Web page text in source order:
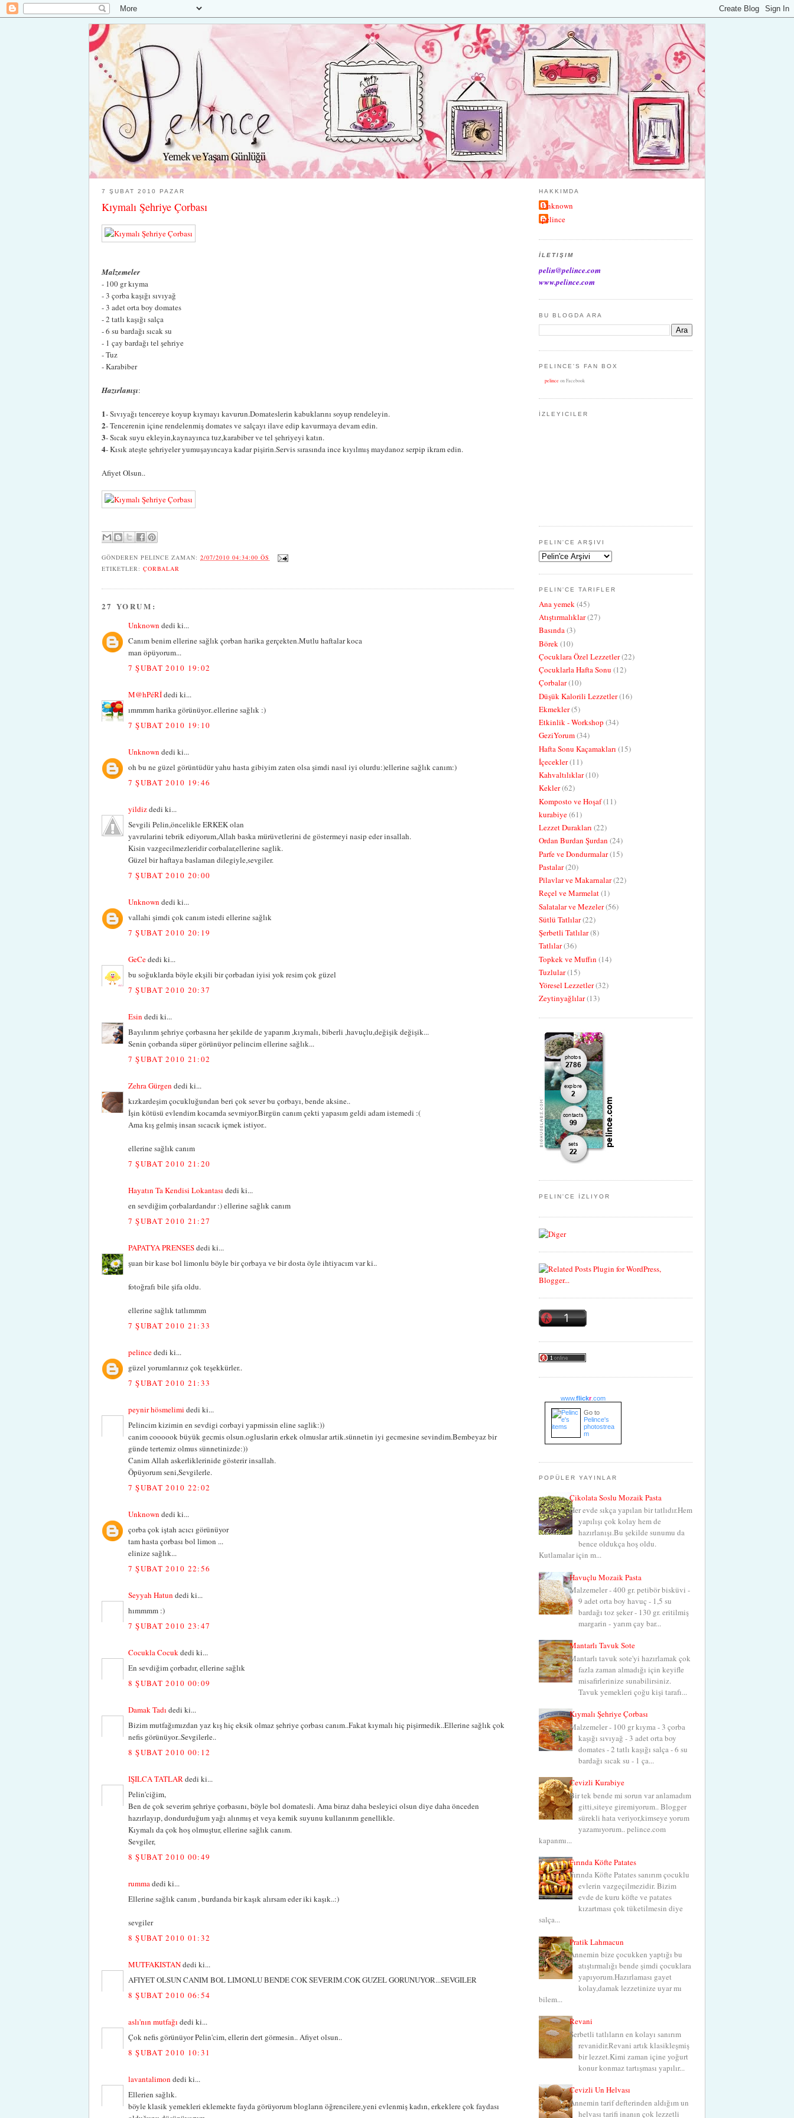
7 ŞUBAT 2010 PAZAR
Kıymalı Şehriye Çorbası
Malzemeler
- 100 gr kıyma
- 3 çorba kaşığı sıvıyağ
- 3 adet orta boy domates
- 2 tatlı kaşığı salça
- 6 su bardağı sıcak su
- 1 çay bardağı tel şehriye
- Tuz
- Karabiber
Hazırlanışı:
1- Sıvıyağı tencereye koyup kıymayı kavurun.Domateslerin kabuklarını soyup rendeleyin.
2- Tencerenin içine rendelenmiş domates ve salçayı ilave edip kavurmaya devam edin.
3- Sıcak suyu ekleyin,kaynayınca tuz,karabiber ve tel şehriyeyi katın.
4- Kısık ateşte şehriyeler yumuşayıncaya kadar pişirin.Servis sırasında ince kıyılmış maydanoz serpip ikram edin.
Afiyet Olsun..
GÖNDEREN PELINCE ZAMAN:2/07/2010 04:34:00 ÖS
ETIKETLER: ÇORBALAR
27 YORUM:
Unknown dedi ki...
Canım benim ellerine sağlık çorban harika gerçekten.Mutlu haftalar koca
man öpüyorum...
7 ŞUBAT 2010 19:02
M@hPéRÎdedi ki...
ımmmm harika görünüyor..ellerine sağlık :)
7 ŞUBAT 2010 19:10
Unknown dedi ki...
oh bu ne güzel görüntüdür yahu hasta gibiyim zaten olsa şimdi nasıl iyi olurdu:)ellerine sağlık canım:)
7 ŞUBAT 2010 19:46
yildizdedi ki...
Sevgili Pelin,öncelikle ERKEK olan
yavrularini tebrik ediyorum,Allah baska mürüvetlerini de göstermeyi nasip eder insallah.
Kisin vazgecilmezleridir corbalar,ellerine saglik.
Güzel bir haftaya baslaman dilegiyle,sevgiler.
7 ŞUBAT 2010 20:00
Unknown dedi ki...
vallahi şimdi çok canım istedi ellerine sağlık
7 ŞUBAT 2010 20:19
GeCededi ki...
bu soğuklarda böyle ekşili bir çorbadan iyisi yok resim çok güzel
7 ŞUBAT 2010 20:37
Esin dedi ki...
Bayılırım şehriye çorbasına her şekilde de yaparım ,kıymalı, biberli ,havuçlu,değişik değişik...
Senin çorbanda süper görünüyor pelincim ellerine sağlık...
7 ŞUBAT 2010 21:02
Zehra Gürgen dedi ki...
kızkardeşim çocukluğundan beri çok sever bu çorbayı, bende aksine..
İşin kötüsü evlendim kocamda sevmiyor.Birgün canım çekti yapasım geldi adam istemedi :(
Ama kış gelmiş insan sıcacık içmek istiyor..
ellerine sağlık canım
7 ŞUBAT 2010 21:20
Hayatın Ta Kendisi Lokantası dedi ki...
en sevdiğim çorbalardandır :) ellerine sağlık canım
7 ŞUBAT 2010 21:27
PAPATYA PRENSESdedi ki...
şuan bir kase bol limonlu böyle bir çorbaya ve bir dosta öyle ihtiyacım var ki..
fotoğrafı bile şifa oldu.
ellerine sağlık tatlımmm
7 ŞUBAT 2010 21:33
pelincededi ki...
güzel yorumlarınız çok teşekkürler..
7 ŞUBAT 2010 21:33
peynir hösmelimi dedi ki...
Pelincim kizimin en sevdigi corbayi yapmissin eline saglik:))
canim coooook büyük gecmis olsun.ogluslarin erkek olmuslar artik.sünnetin iyi gecmesine sevindim.Bembeyaz bir
günde tertemiz olmus sünnetinizde:))
Canim Allah askerliklerinide gösterir insallah.
Öpüyorum seni,Sevgilerle.
7 ŞUBAT 2010 22:02
Unknown dedi ki...
çorba çok iştah acıcı görünüyor
tam hasta çorbası bol limon ...
elinize sağlık...
7 ŞUBAT 2010 22:56
Seyyah Hatun dedi ki...
hımmmm :)
7 ŞUBAT 2010 23:47
Cocukla Cocuk dedi ki...
En sevdiğim çorbadır, ellerine sağlık
8 ŞUBAT 2010 00:09
Damak Tadı dedi ki...
Bizim mutfağımızdan yaz kış hiç eksik olmaz şehriye çorbası canım..Fakat kıymalı hiç pişirmedik..Ellerine sağlık çok
nefis görünüyor..Sevgilerle..
8 ŞUBAT 2010 00:12
IŞILCA TATLAR dedi ki...
Pelin'ciğim,
Ben de çok severim şehriye çorbasını, böyle bol domatesli. Ama biraz daha besleyici olsun diye daha önceden
hazırlayıp, dondurduğum yağı alınmış et veya kemik suyunu kullanırım genellikle.
Kıymalı da çok hoş olmuştur, ellerine sağlık canım.
Sevgiler,
8 ŞUBAT 2010 00:49
rumma dedi ki...
Ellerine sağlık canım , burdanda bir kaşık alırsam eder iki kaşık..:)
sevgiler
8 ŞUBAT 2010 01:32
MUTFAKISTANdedi ki...
AFIYET OLSUN CANIM BOL LIMONLU BENDE COK SEVERIM.COK GUZEL GORUNUYOR...SEVGILER
8 ŞUBAT 2010 06:54
aslı'nın mutfağı dedi ki...
Çok nefis görünüyor Pelin'cim, ellerin dert görmesin.. Afiyet olsun..
8 ŞUBAT 2010 10:31
lavantalimon dedi ki...
Ellerien sağlık.
böyle klasik yemekleri eklemekte fayda görüyorum blogların öğrencilere,yeni evlenmiş kadın, erkeklere çok faydası
HAKKIMDA
Unknown
pelince
İLETIŞIM
pelin@pelince.com
www.pelince.com
BU BLOGDA ARA
PELINCE'S FAN BOX
pelince on Facebook
İZLEYICILER
PELIN'CE ARŞIVI
PELIN'CE TARIFLER
Ana yemek(45)
Atıştırmalıklar(27)
Basında(3)
Börek(10)
Çocuklara Özel Lezzetler(22)
Çocuklarla Hafta Sonu (12)
Çorbalar(10)
Düşük Kalorili Lezzetler(16)
Ekmekler(5)
Etkinlik - Workshop (34)
GeziYorum(34)
Hafta Sonu Kaçamakları (15)
İçecekler(11)
Kahvaltılıklar(10)
Kekler(62)
Komposto ve Hoşaf(11)
kurabiye(61)
Lezzet Durakları (22)
Ordan Burdan Şurdan (24)
Parfe ve Dondurmalar(15)
Pastalar(20)
Pilavlar ve Makarnalar(22)
Reçel ve Marmelat(1)
Salatalar ve Mezeler(56)
Sütlü Tatlılar(22)
Şerbetli Tatlılar(8)
Tatlılar(36)
Topkek ve Muffın (14)
Tuzlular(15)
Yöresel Lezzetler(32)
Zeytinyağlılar(13)
PELIN'CE İZLIYOR
www.flickr.com
Go to
Pelince's
photostrea
m
POPÜLER YAYINLAR
Çikolata Soslu Mozaik Pasta
Her evde sıkça yapılan bir tatlıdır.Hem
yapılışı çok kolay hem de
hazırlanışı.Bu şekilde sunumu da
bence oldukça hoş oldu.
Kutlamalar için m...
Havuçlu Mozaik Pasta
Malzemeler - 400 gr. petibör bisküvi -
9 adet orta boy havuç - 1,5 su
bardağı toz şeker - 130 gr. eritilmiş
margarin - yarım çay bar...
Mantarlı Tavuk Sote
Mantarlı tavuk sote'yi hazırlamak çok
fazla zaman almadığı için keyifle
misafirlerinize sunabilirsiniz.
Tavuk yemekleri çoğu kişi tarafı...
Kıymalı Şehriye Çorbası
Malzemeler - 100 gr kıyma - 3 çorba
kaşığı sıvıyağ - 3 adet orta boy
domates - 2 tatlı kaşığı salça - 6 su
bardağı sıcak su - 1 ça...
Cevizli Kurabiye
Bir tek bende mi sorun var anlamadım
gitti,siteye giremiyorum.. Blogger
sürekli hata veriyor,kimseye yorum
yazamıyorum.. pelince.com
kapanmı...
Fırında Köfte Patates
Fırında Köfte Patates sanırım çocuklu
evlerin vazgeçilmezidir. Bizim
evde de kuru köfte ve patates
kızartması çok tüketilmesin diye
salça...
Pratik Lahmacun
Annemin bize çocukken yaptığı bu
atıştırmalığı bende şimdi çocuklara
yapıyorum.Hazırlaması gayet
kolay,damak lezzetinize uyar mı
bilem...
Revani
Şerbetli tatlıların en kolayı sanırım
revanidir.Revani artık klasikleşmiş
bir lezzet.Kimi zaman içine yoğurt
konur konmaz tartışması yapılır...
Cevizli Un Helvası
Annemin tarif defterinden aldığım un
helvası tarifi inanın çok lezzetli